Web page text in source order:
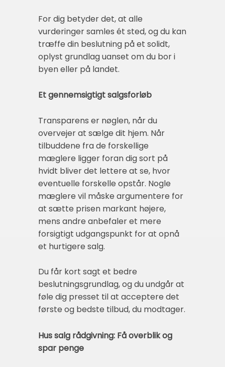
For dig betyder det, at alle
vurderinger samles ét sted, og du kan
træffe din beslutning på et solidt,
oplyst grundlag uanset om du bor i
byen eller på landet.
Et gennemsigtigt salgsforløb
Transparens er nøglen, når du
overvejer at sælge dit hjem. Når
tilbuddene fra de forskellige
mæglere ligger foran dig sort på
hvidt bliver det lettere at se, hvor
eventuelle forskelle opstår. Nogle
mæglere vil måske argumentere for
at sætte prisen markant højere,
mens andre anbefaler et mere
forsigtigt udgangspunkt for at opnå
et hurtigere salg.
Du får kort sagt et bedre
beslutningsgrundlag, og du undgår at
føle dig presset til at acceptere det
første og bedste tilbud, du modtager.
Hus salg rådgivning: Få overblik og
spar penge